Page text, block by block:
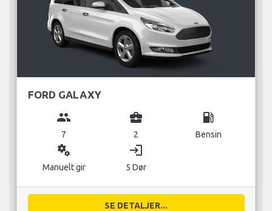
FORD GALAXY
group
7
business_center
2
local_gas_station
Bensin
miscellaneous_services
Manuelt gir
login
5 Dør
SE DETALJER...